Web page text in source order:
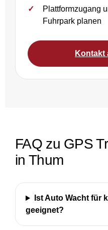
Plattformzugang
Fuhrpark planen
Kontakt
FAQ zu GPS
in Thum
Ist Auto Wacht für
geeignet?